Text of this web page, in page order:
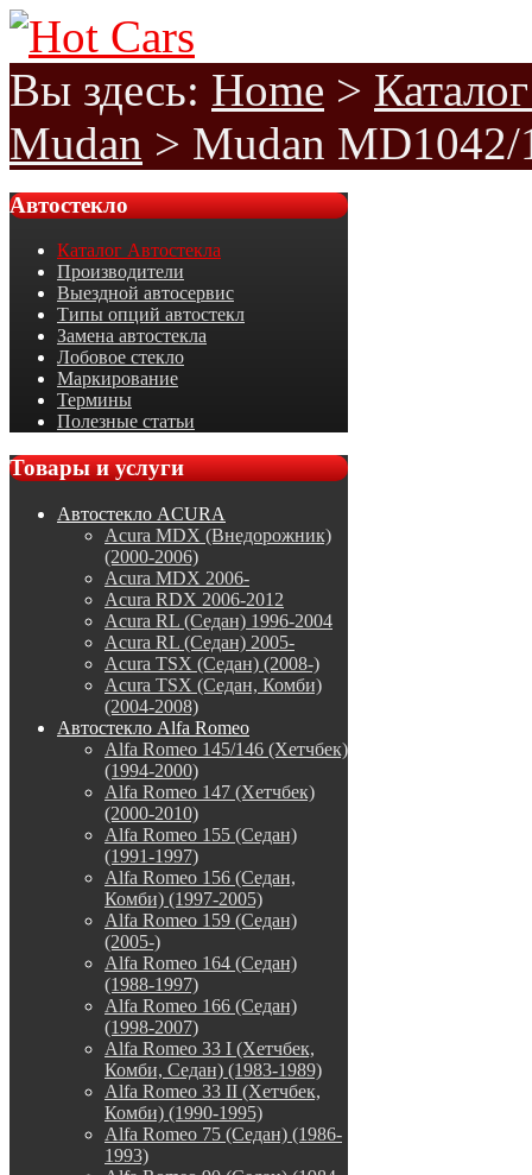
Вы здесь: Home >
Mudan > Mudan
Автостекло
Каталог Автостекла
Производители
Выездной автосервис
Типы опций автостекл
Замена автостекла
Лобовое стекло
Маркирование
Термины
Полезные статьи
Товарыи услуги
Автостекло ACURA
Acura MDX (Внедорожник)
(2000-2006)
Acura MDX 2006-
Acura RDX 2006-2012
Acura RL (Седан) 1996-2004
Acura RL (Седан) 2005-
Acura TSX (Седан) (2008-)
Acura TSX (Седан, Комби)
(2004-2008)
Автостекло Alfa Romeo
Alfa Romeo 145/146 (Хетчбек)
(1994-2000)
Alfa Romeo 147 (Хетчбек)
(2000-2010)
Alfa Romeo 155 (Седан)
(1991-1997)
Alfa Romeo 156 (Седан,
Комби) (1997-2005)
Alfa Romeo 159 (Седан)
(2005-)
Alfa Romeo 164 (Седан)
(1988-1997)
Alfa Romeo 166 (Седан)
(1998-2007)
Alfa Romeo 33 I (Хетчбек,
Комби, Седан) (1983-1989)
Alfa Romeo 33 II (Хетчбек,
Комби) (1990-1995)
Alfa Romeo 75 (Седан) (1986-
1993)